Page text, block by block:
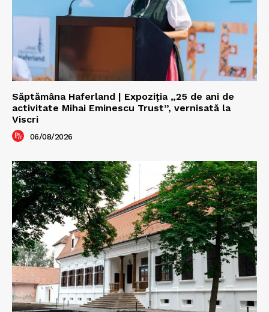
Săptămâna Haferland | Expoziţia „25 de ani de
activitate Mihai Eminescu Trust”, vernisată la
Viscri
06/08/2026